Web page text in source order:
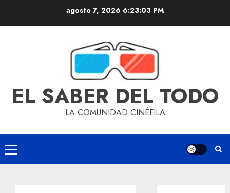
agosto 7, 2026 6:23:04 PM
EL SABER DEL TODO
LA COMUNIDAD CINÉFILA